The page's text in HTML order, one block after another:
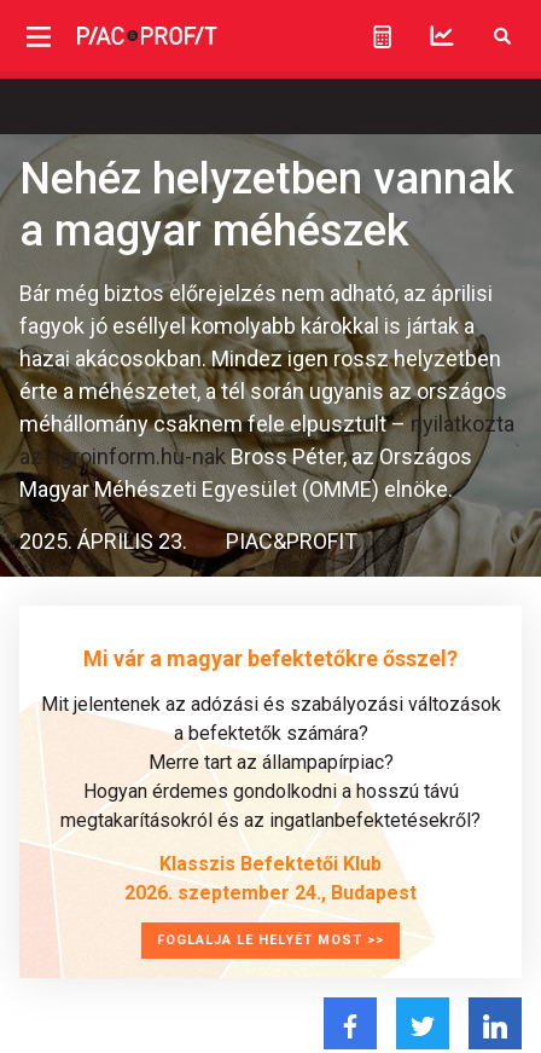
Nehéz helyzetben vannak
a magyar méhészek
Bár még biztos előrejelzés nem adható, az áprilisi
fagyok jó eséllyel komolyabb károkkal is jártak a
hazai akácosokban. Mindez igen rossz helyzetben
érte a méhészetet, a tél során ugyanis az országos
méhállomány csaknem fele elpusztult –nyilatkozta
az Agroinform.hu-nakBross Péter, az Országos
Magyar Méhészeti Egyesület (OMME) elnöke.
2025. ÁPRILIS 23. PIAC&PROFIT
Mi vár a magyar befektetőkre ősszel?
Mit jelentenek az adózási és szabályozási változások
a befektetők számára?
Merre tart az állampapírpiac?
Hogyan érdemes gondolkodni a hosszú távú
megtakarításokról és az ingatlanbefektetésekről?
Klasszis Befektetői Klub
2026. szeptember 24., Budapest
FOGLALJA LE HELYÉT MOST >>